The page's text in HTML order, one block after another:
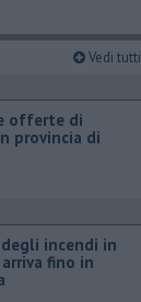
Vedi tutti
offerte di
provincia di
degli incendi in
fino in